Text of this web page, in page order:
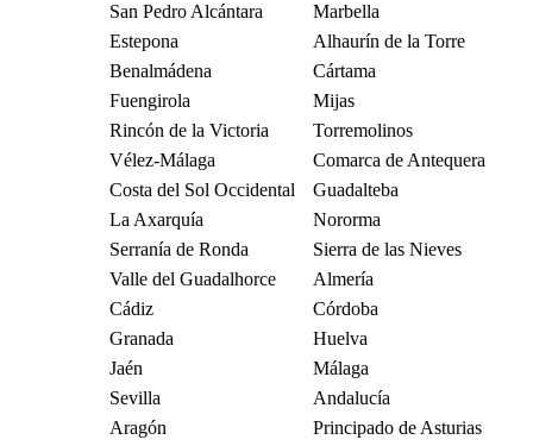
San Pedro Alcántara
Marbella
Estepona
Alhaurín de la Torre
Benalmádena
Cártama
Fuengirola
Mijas
Rincón de la Victoria
Torremolinos
Vélez-Málaga
Comarca de Antequera
Costa del Sol Occidental
Guadalteba
La Axarquía
Nororma
Serranía de Ronda
Sierra de las Nieves
Valle del Guadalhorce
Almería
Cádiz
Córdoba
Granada
Huelva
Jaén
Málaga
Sevilla
Andalucía
Aragón
Principado de Asturias